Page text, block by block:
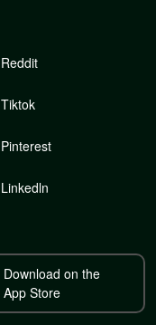
Reddit
Tiktok
Pinterest
Linkedln
Download on the
App Store